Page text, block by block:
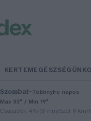
KERTEMEGÉSZSÉGÜNK
Szombat–Többnyire napos
Max 33° / Min 19°
Csapadék: 4% (0 mm)Szél: 9 km/